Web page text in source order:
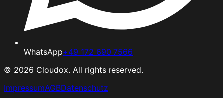
WhatsApp+49 172 690 7566
© 2026 Cloudox. All rights reserved.
ImpressumAGBDatenschutz